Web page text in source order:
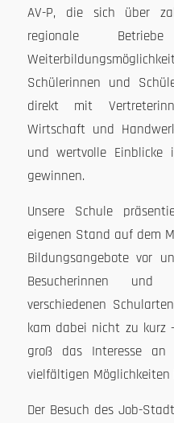
AV-P, die sich über
regionale
Schülerinnen und
direkt mit
Wirtschaft und
und wertvolle Einblicke
gewinnen.
Unsere Schule
eigenen Stand auf dem
Bildungsangebote vor
Besucherinnen
verschiedenen
kam dabei nicht zu kurz
groß das Interesse an
vielfältigen Möglichkeiten
Der Besuch des Job-